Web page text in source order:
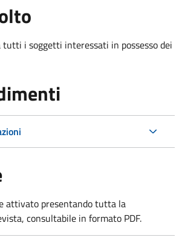
i soggetti interessati in possesso dei
attivato presentando tutta la
consultabile in formato PDF.